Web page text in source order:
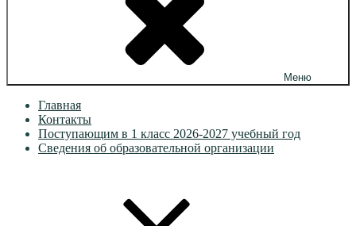
Меню
Главная
Контакты
Поступающим в 1 класс 2026-2027 учебный год
Сведения об образовательной организации